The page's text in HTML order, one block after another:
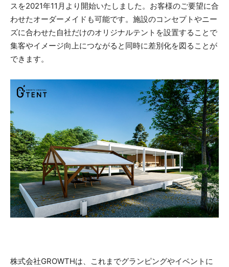
スを2021年11月より開始いたしました。お客様のご要望に合
わせたオーダーメイドも可能です。施設のコンセプトやニー
ズに合わせた自社だけのオリジナルテントを設置することで
集客やイメージ向上につながると同時に差別化を図ることが
できます。
株式会社GROWTHは、これまでグランピングやイベントに